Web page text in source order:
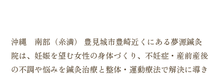
沖縄 南部（糸満） 豊見城市豊崎近くにある夢源鍼灸
院は、妊娠を望む女性の身体づくり、不妊症・産前産後
の不調や悩みを鍼灸治療と整体・運動療法で解決に導き